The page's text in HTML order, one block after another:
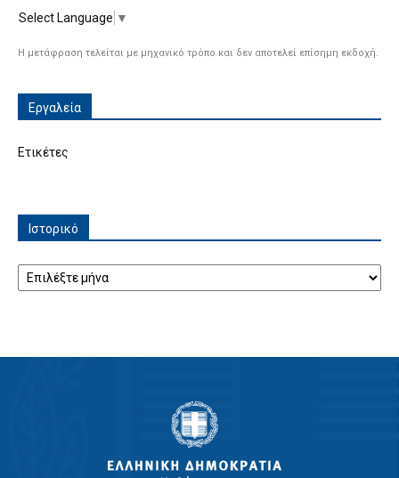
Select Language ▼
Η μετάφραση τελείται με μηχανικό τρόπο και δεν αποτελεί επίσημη εκδοχή.
Εργαλεία
Ετικέτες
Ιστορικό